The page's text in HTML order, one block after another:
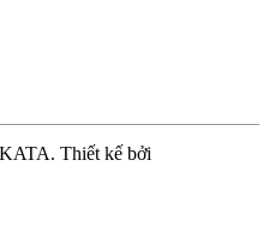
Thiết kế bởi